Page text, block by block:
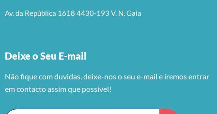
Av. da República 1618 4430-193 V. N. Gaia
Deixe o Seu E-mail
Não fique com duvidas, deixe-nos o seu e-mail e iremos entrar
em contacto assim que possível!